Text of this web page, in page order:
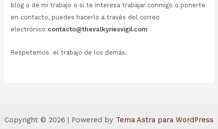
blog o de mi trabajo o si te interesa trabajar conmigo o ponerte
en contacto, puedes hacerlo a través del correo
electrónico contacto@thevalkyriesvigil.com
Respetemos el trabajo de los demás.
Copyright © 2026 | Powered by Tema Astra para WordPress